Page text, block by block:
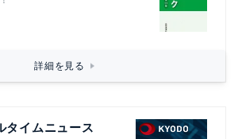
詳細を見る
タイムニュース